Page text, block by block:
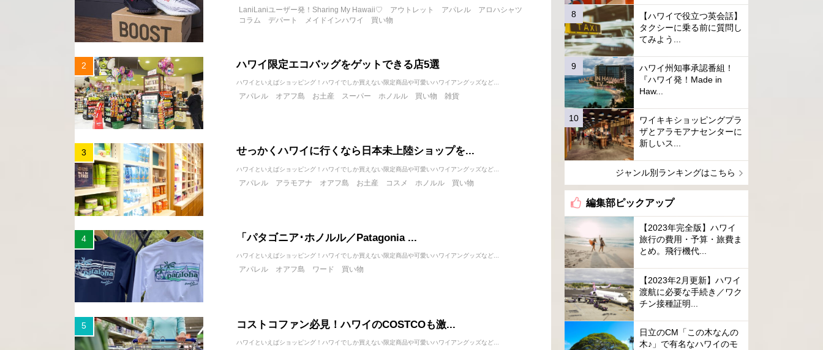
LaniLaniユーザー発！Sharing My Hawaii♡ アウトレット アパレル
アロハシャツ
コラム
デパート メイドインハワイ 買い物
ハワイ限定エコバッグをゲットできる店5選
ハワイといえばショッピング！ハワイでしか買えない限定商品や可愛いハワイアングッズなど...
アパレル オアフ島 お土産 スーパー ホノルル 買い物 雑貨
せっかくハワイに行くなら日本未上陸ショップを...
ハワイといえばショッピング！ハワイでしか買えない限定商品や可愛いハワイアングッズなど...
アパレル アラモアナ オアフ島 お土産 コスメ ホノルル 買い物
「パタゴニア･ホノルル／Patagonia ...
ハワイといえばショッピング！ハワイでしか買えない限定商品や可愛いハワイアングッズなど...
アパレル オアフ島 ワード 買い物
コストコファン必見！ハワイのCOSTCOも激...
ハワイといえばショッピング！ハワイでしか買えない限定商品や可愛いハワイアングッズなど...
【ハワイで役立つ英会話】
タクシーに乗る前に質問し
てみよう...
ハワイ州知事承認番組！
『ハワイ発！Made in
Haw...
ワイキキショッピングプラ
ザとアラモアナセンターに
新しいス...
ジャンル別ランキングはこちら
編集部ピックアップ
【2023年完全版】ハワイ
旅行の費用・予算・旅費ま
とめ。飛行機代...
【2023年2月更新】ハワイ
渡航に必要な手続き／ワク
チン接種証明...
日立のCM「この木なんの
木♪」で有名なハワイのモ